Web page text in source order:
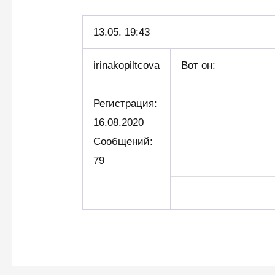
13.05. 19:43
irinakopiltcova
Регистрация:
16.08.2020
Сообщений:
79
Вот он: